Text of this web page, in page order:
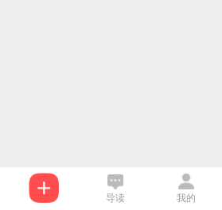
导读 我的